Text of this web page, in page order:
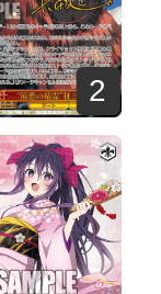
2